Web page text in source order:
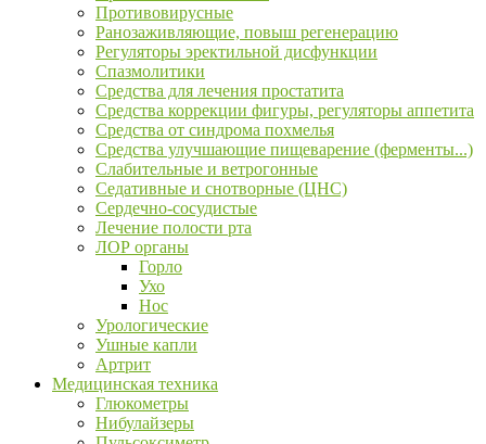
Противовирусные
Ранозаживляющие, повыш регенерацию
Регуляторы эректильной дисфункции
Спазмолитики
Средства для лечения простатита
Средства коррекции фигуры, регуляторы аппетита
Средства от синдрома похмелья
Средства улучшающие пищеварение (ферменты...)
Слабительные и ветрогонные
Седативные и снотворные (ЦНС)
Сердечно-сосудистые
Лечение полости рта
ЛОР органы
Горло
Ухо
Нос
Урологические
Ушные капли
Артрит
Медицинская техника
Глюкометры
Нибулайзеры